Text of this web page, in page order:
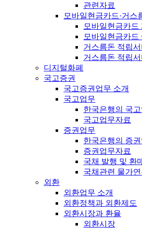
관련자료
모바일현금카드·거스
모바일현금카드
모바일현금카드
거스름돈 적립
거스름돈 적립
디지털화폐
국고증권
국고증권업무 소개
국고업무
한국은행의 국
국고업무자료
증권업무
한국은행의 증
증권업무자료
국채 발행 및 환
국채관련 물가
외환
외환업무 소개
외환정책과 외환제도
외환시장과 환율
외환시장